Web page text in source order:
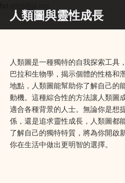
人類圖與靈性成長
人類圖是一種獨特的自我探索工具
巴拉和生物學，揭示個體的性格和
地點，人類圖能幫助你了解自己的
動機。這種綜合性的方法讓人類圖
適合各種背景的人士。無論你是想
係，還是追求靈性成長，人類圖都
了解自己的獨特特質，將為你開啟
你在生活中做出更明智的選擇。